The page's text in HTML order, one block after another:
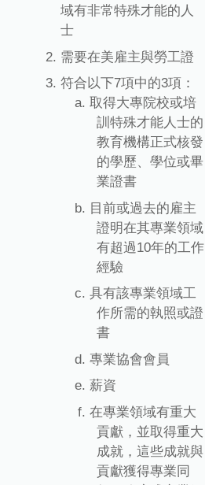
域有非常特殊才能的人
士
需要在美雇主與勞工證
符合以下7項中的3項：
取得大專院校或培
訓特殊才能人士的
教育機構正式核發
的學歷、學位或畢
業證書
目前或過去的雇主
證明在其專業領域
有超過10年的工作
經驗
具有該專業領域工
作所需的執照或證
書
專業協會會員
薪資
在專業領域有重大
貢獻，並取得重大
成就，這些成就與
貢獻獲得專業同